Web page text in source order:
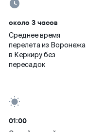
около 3 часов
Среднее время
перелета из Воронежа
в Керкиру без
пересадок
01:00